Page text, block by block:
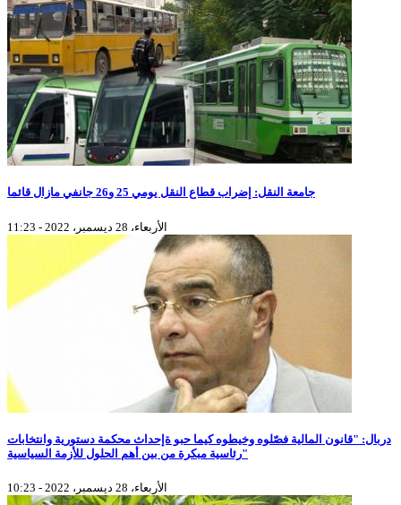
جامعة النقل: إضراب قطاع النقل يومي 25 و26 جانفي مازال قائما
الأربعاء، 28 ديسمبر، 2022 - 11:23
دربال: "قانون المالية فصّلوه وخيطوه كيما حبو ةإحداث محكمة دستورية وانتخابات
رئاسية مبكرة من بين أهم الحلول للأزمة السياسية"
الأربعاء، 28 ديسمبر، 2022 - 10:23